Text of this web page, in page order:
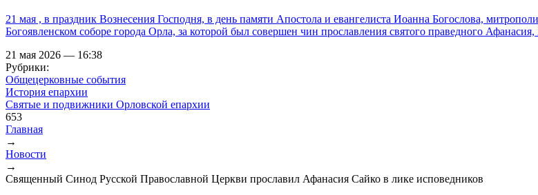
21 мая , в праздник Вознесения Господня, в день памяти Апостола и евангелиста Иоанна Богослова,
Богоявленском соборе города Орла, за которой был совершен чин прославления святого праведного
21 мая 2026 — 16:38
Рубрики:
Общецерковные события
История епархии
Святые и подвижники Орловской епархии
653
Вы здесь
Главная
→
Новости
→
Священный Синод Русской Православной Церкви прославил Афанасия Сайко в лике исповедников